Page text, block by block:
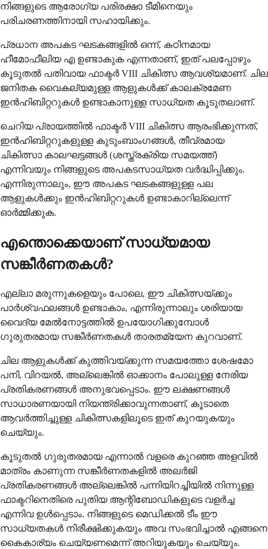
നിങ്ങളുടെ ആരോഗ്യ പരിരക്ഷാ ടീമിനെയും
പരിചരണത്തിനായി സഹായിക്കും.
പ്രധാന അപകട ഘടകങ്ങളിൽ ഒന്ന്, കഠിനമായ
ഹീമോഫീലിയ എ ഉണ്ടാകുക എന്നതാണ്, ഇത് പലപ്പോഴും
കൂടുതൽ പതിവായ ഫാക്ടർ VIII ചികിത്സ ആവശ്യമാണ്. ചില
ജനിതക വൈകല്യമുള്ള ആളുകൾക്ക് കാലക്രമേണ
ഇൻഹിബിറ്ററുകൾ ഉണ്ടാകാനുള്ള സാധ്യത കൂടുതലാണ്.
ചെറിയ പ്രായത്തിൽ ഫാക്ടർ VIII ചികിത്സ ആരംഭിക്കുന്നത്,
ഇൻഹിബിറ്ററുകളുള്ള കുടുംബാംഗങ്ങൾ, തീവ്രമായ
ചികിത്സാ കാലഘട്ടങ്ങൾ (ശസ്ത്രക്രിയ സമയത്ത്)
എന്നിവയും നിങ്ങളുടെ അപകടസാധ്യത വർദ്ധിപ്പിക്കും.
എന്നിരുന്നാലും, ഈ അപകട ഘടകങ്ങളുള്ള പല
ആളുകൾക്കും ഇൻഹിബിറ്ററുകൾ ഉണ്ടാകാറില്ലെന്ന്
ഓർമ്മിക്കുക.
എന്തൊക്കെയാണ് സാധ്യമായ
സങ്കീർണതകൾ?
എല്ലാ മരുന്നുകളെയും പോലെ, ഈ ചികിത്സയ്ക്കും
പാർശ്വഫലങ്ങൾ ഉണ്ടാകാം, എന്നിരുന്നാലും ശരിയായ
വൈദ്യ മേൽനോട്ടത്തിൽ ഉപയോഗിക്കുമ്പോൾ
ഗുരുതരമായ സങ്കീർണതകൾ താരതമ്യേന കുറവാണ്.
ചില ആളുകൾക്ക് കുത്തിവയ്ക്കുന്ന സമയത്തോ ശേഷമോ
പനി, വിറയൽ, അല്ലെങ്കിൽ ഓക്കാനം പോലുള്ള നേരിയ
പ്രതികരണങ്ങൾ അനുഭവപ്പെടാം. ഈ ലക്ഷണങ്ങൾ
സാധാരണയായി നിയന്ത്രിക്കാവുന്നതാണ്, കൂടാതെ
ആവർത്തിച്ചുള്ള ചികിത്സകളിലൂടെ ഇത് കുറയുകയും
ചെയ്യും.
കൂടുതൽ ഗുരുതരമായ എന്നാൽ വളരെ കുറഞ്ഞ അളവിൽ
മാത്രം കാണുന്ന സങ്കീർണതകളിൽ അലർജി
പ്രതികരണങ്ങൾ അല്ലെങ്കിൽ പന്നിയിറച്ചിയിൽ നിന്നുള്ള
ഫാക്ടറിനെതിരെ പുതിയ ആന്റിബോഡികളുടെ വളർച്ച
എന്നിവ ഉൾപ്പെടാം. നിങ്ങളുടെ മെഡിക്കൽ ടീം ഈ
സാധ്യതകൾ നിരീക്ഷിക്കുകയും അവ സംഭവിച്ചാൽ എങ്ങനെ
കൈകാര്യം ചെയ്യണമെന്ന് അറിയുകയും ചെയ്യും.